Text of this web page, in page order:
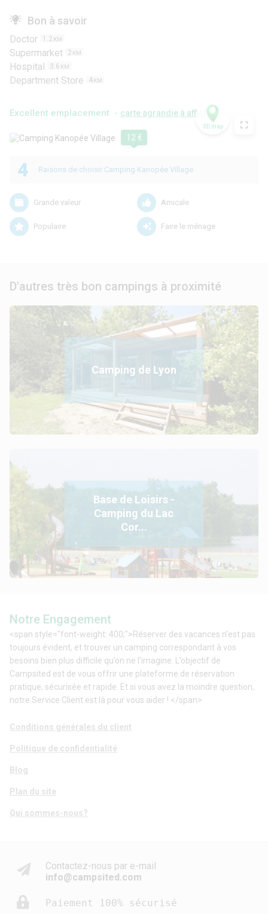
Bon à savoir
Doctor 1.2 KM
Supermarket 2 KM
Hospital 3.6 KM
Department Store 4 KM
Excellent emplacement - carte agrandie à afficher
12 €
3D map
4 Raisons de choisir Camping Kanopée Village
Grande valeur Amicale
Populaire Faire le ménage
D'autres très bon campings à proximité
Camping de Lyon
Base de Loisirs -
Camping du Lac
Cor...
Notre Engagement
<span style="font-weight: 400;">Réserver des vacances n’est pas
toujours évident, et trouver un camping correspondant à vos
besoins bien plus difficile qu’on ne l’imagine. L’objectif de
Campsited est de vous offrir une plateforme de réservation
pratique, sécurisée et rapide. Et si vous avez la moindre question,
notre Service Client est là pour vous aider ! </span>
Conditions générales du client
Politique de confidentialité
Blog
Plan du site
Qui sommes-nous?
Contactez-nous par e-mail
info@campsited.com
Paiement 100% sécurisé